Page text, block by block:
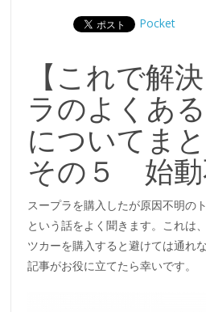
Pocket
【これで解
ラのよくあ
についてま
その５ 始動
スープラを購入したが原因不明の
という話をよく聞きます。これは
ツカーを購入すると避けては通れ
記事がお役に立てたら幸いです。